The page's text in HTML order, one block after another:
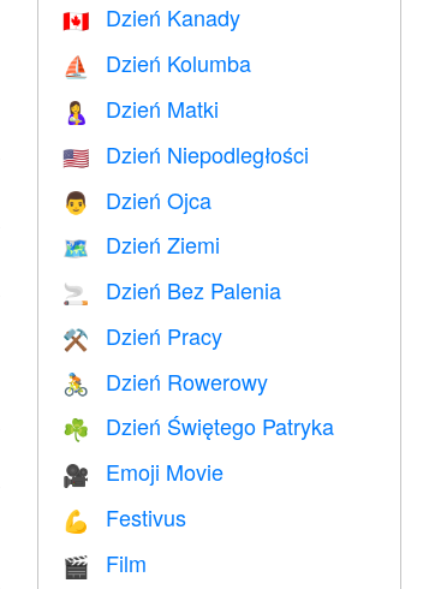
🇨🇦 Dzień Kanady
⛵️ Dzień Kolumba
🤱 Dzień Matki
🇺🇸 Dzień Niepodległości
👨 Dzień Ojca
🗺️ Dzień Ziemi
🚬 Dzień Bez Palenia
⚒️ Dzień Pracy
🚴 Dzień Rowerowy
☘️ Dzień Świętego Patryka
🎥 Emoji Movie
💪 Festivus
🎬 Film